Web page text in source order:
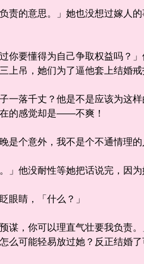
意思。」她也没想过嫁人的
要懂得为自己争取权益吗？」
上吊，她们为了逼他套上结婚
落千丈？他是不是应该为这样
的感觉却是——不爽！
个意外，我不是个不通情理
他没耐性等她把话说完，因为
睛，「什么？」
，你可以理直气壮要我负责。
么可能轻易放过她？反正结婚